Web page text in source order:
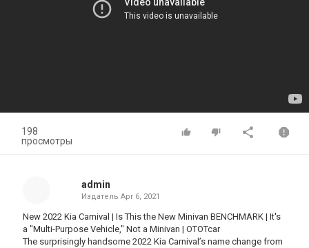
198
просмотры
admin
Издатель Apr 6, 2021
New 2022 Kia Carnival | Is This the New Minivan BENCHMARK | It's
a "Multi-Purpose Vehicle," Not a Minivan | OTOTcar
The surprisingly handsome 2022 Kia Carnival’s name change from